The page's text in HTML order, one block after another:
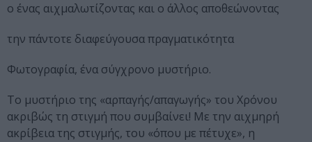
ο ένας αιχμαλωτίζοντας και ο άλλος αποθεώνοντας
την πάντοτε διαφεύγουσα πραγματικότητα
Φωτογραφία, ένα σύγχρονο μυστήριο.
Το μυστήριο της «αρπαγής/απαγωγής» του Χρόνου
ακριβώς τη στιγμή που συμβαίνει! Με την αιχμηρή
ακρίβεια της στιγμής, του «όπου με πέτυχε», η